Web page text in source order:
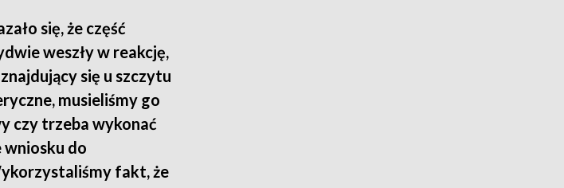
się, że część
weszły w reakcję,
się u szczytu
musieliśmy go
czy trzeba wykonać
wniosku do
fakt, że